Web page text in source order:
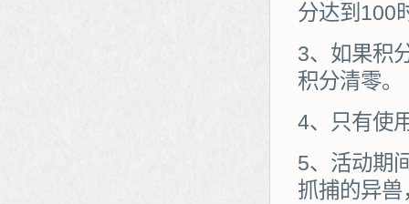
分达到100
3、如果积
积分清零。
4、只有使
5、活动期
抓捕的异